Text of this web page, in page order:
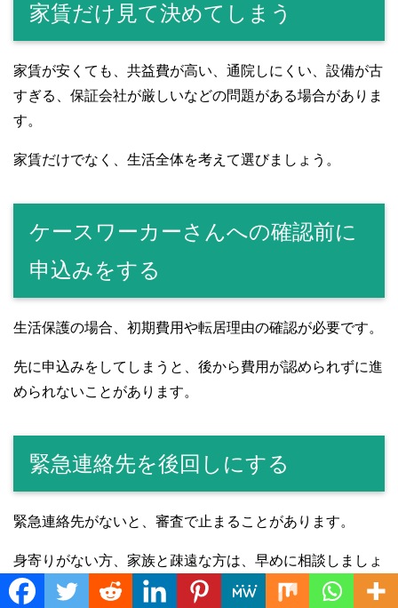
家賃だけ見て決めてしまう
家賃が安くても、共益費が高い、通院しにくい、設備が古
すぎる、保証会社が厳しいなどの問題がある場合がありま
す。
家賃だけでなく、生活全体を考えて選びましょう。
ケースワーカーさんへの確認前に
申込みをする
生活保護の場合、初期費用や転居理由の確認が必要です。
先に申込みをしてしまうと、後から費用が認められずに進
められないことがあります。
緊急連絡先を後回しにする
緊急連絡先がないと、審査で止まることがあります。
身寄りがない方、家族と疎遠な方は、早めに相談しましょ
う。
Translate »